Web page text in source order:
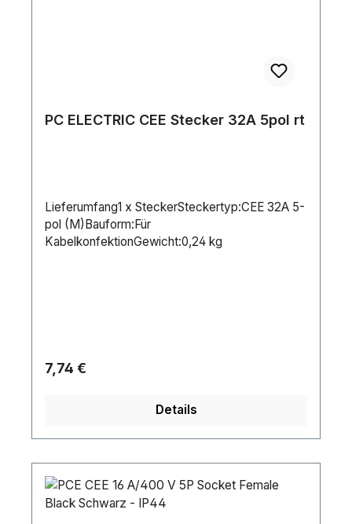
PC ELECTRIC CEE Stecker 32A 5pol rt
Lieferumfang1 x SteckerSteckertyp:CEE 32A 5-
pol (M)Bauform:Für
KabelkonfektionGewicht:0,24 kg
Regulärer Preis:
7,74 €
Details